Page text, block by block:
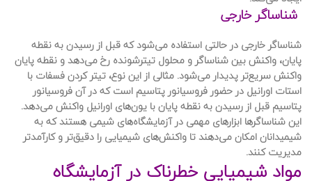
شناساگر خارجی
شناساگر خارجی در حالتی استفاده می‌شود که قبل از رسیدن به نقطه
پایان، واکنش بین شناساگر و محلول تیترشونده رخ می‌دهد و نقطه پایان
واکنش سریع‌تر پدیدار می‌شود. مثالی از این نوع، تیتر کردن فسفات با
استات اورانیل در حضور فروسیانور پتاسیم است که در آن فروسیانور
پتاسیم قبل از رسیدن به نقطه پایان با یون‌های اورانیل واکنش می‌دهد.
این شناساگرها ابزارهای مهمی در آزمایشگاه‌های شیمی هستند که به
شیمیدانان امکان می‌دهند تا واکنش‌های شیمیایی را دقیق‌تر و کارآمدتر
مدیریت کنند.
مواد شیمیایی خطرناک در آزمایشگاه